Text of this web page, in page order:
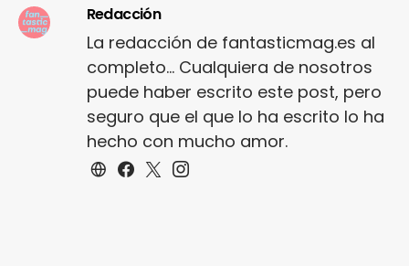
Redacción
La redacción de fantasticmag.es al
completo... Cualquiera de nosotros
puede haber escrito este post, pero
seguro que el que lo ha escrito lo ha
hecho con mucho amor.